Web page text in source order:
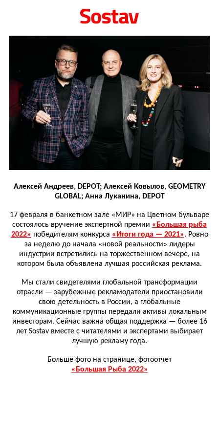
Алексей Андреев, DEPOT; Алексей Ковылов, GEOMETRY
GLOBAL; Анна Луканина, DEPOT
17 февраля в банкетном зале «МИР» на Цветном бульваре
состоялось вручение экспертной премии «Большая рыба
2022» победителям конкурса «Итоги года — 2021». Ровно
за неделю до начала «новой реальности» лидеры
индустрии встретились на торжественном вечере, на
котором была объявлена лучшая российская реклама.
Мы стали свидетелями глобальной трансформации
отрасли — зарубежные рекламодатели приостановили
свою детельность в России, а глобальные
коммуникационные группы передали активы локальным
инвесторам. Сейчас важна общая поддержка — более 16
лет Sostav вместе с читателями и экспертами выбирает
лучшую рекламу года.
Больше фото на странице, фотоотчет
«Большая Рыба 2022»